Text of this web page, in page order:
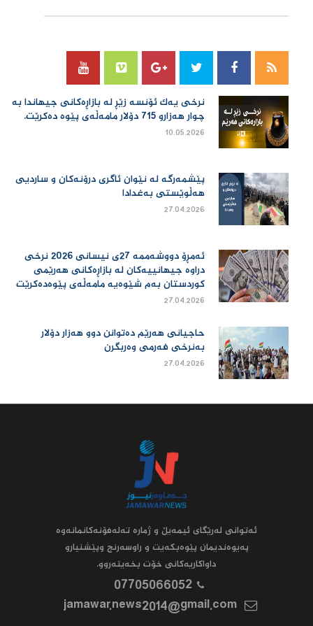
نرخی یەك ئۆنسە زێڕ لە بازاڕەكانی جیهاندا بە
چوار هەزارو 715 دۆلار مامەڵەی پێوە دەكرێت.
10.05.2026
پێشمەرگە لە نێوان ئاگری درۆنەکان و ساردیی
هەڵوێستی بەغدادا
27.04.2026
ئەمڕۆ دووشەممە 27ی نیسانی 2026 نرخی
دراوە جیهانییەكان لە بازاڕەكانی هەرێمی
كوردستان بەم شێوەیە مامەڵەی پێوەدەكرێت
27.04.2026
حاجیانی هەرێم دەتوانن دوو هەزار دۆلار
بەنرخی فەرمی وەربگرن
27.04.2026
ئه‌توانى له‌رێگاى ئیمه‌یڵ و ژماره‌ ته‌له‌فۆنه‌کانمانه‌وه‌
په‌یوه‌ندیمان پێوه‌بکه‌یت و راوسه‌رنج وپێشنیارو
داواکاریه‌کانى خۆت بخه‌یته‌روو.
07705066052
jamawar.news2014@gmail.com